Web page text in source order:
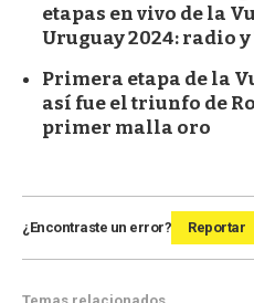
etapas en vivo de la
Uruguay 2024: radio y
Primera etapa de la
así fue el triunfo de
primer malla oro
¿Encontraste un error? Reportar